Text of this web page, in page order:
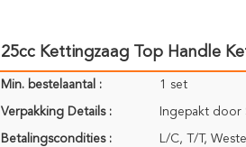
25cc Kettingzaag Top Handle
Min. bestelaantal : 1 set
Verpakking Details : Ingepakt door
Betalingscondities : L/C, T/T,